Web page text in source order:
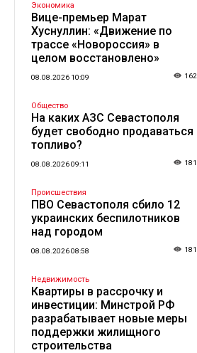
Экономика
Вице-премьер Марат
Хуснуллин: «Движение по
трассе «Новороссия» в
целом восстановлено»
08.08.2026 10:09 162
Общество
На каких АЗС Севастополя
будет свободно продаваться
топливо?
08.08.2026 09:11 181
Происшествия
ПВО Севастополя сбило 12
украинских беспилотников
над городом
08.08.2026 08:58 181
Недвижимость
Квартиры в рассрочку и
инвестиции: Минстрой РФ
разрабатывает новые меры
поддержки жилищного
строительства